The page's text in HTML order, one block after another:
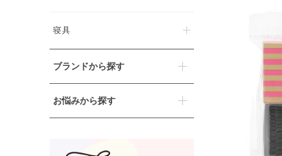
寝具
ブランドから探す
お悩みから探す